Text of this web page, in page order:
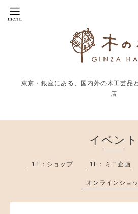
東京・銀座にある、国内外の木工芸品
店
イベント
1F：ショップ 1F：ミニ企画
オンラインショ